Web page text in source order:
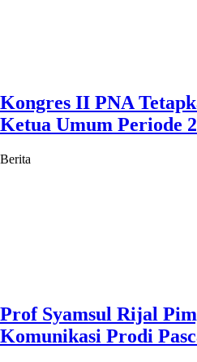
Kongres II PNA
Ketua Umum Periode
Berita
Prof Syamsul Rijal
Komunikasi Prodi